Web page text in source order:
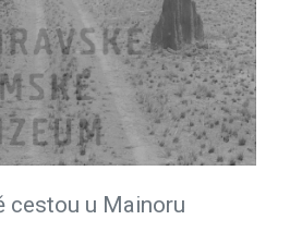
cestou u Mainoru